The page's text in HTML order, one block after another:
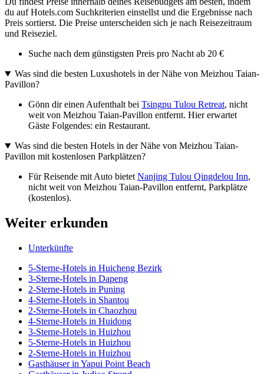
du auf Hotels.com Suchkriterien einstellst und die Ergebnisse nach
Preis sortierst. Die Preise unterscheiden sich je nach Reisezeitraum
und Reiseziel.
Suche nach dem günstigsten Preis pro Nacht ab 20 €
Was sind die besten Luxushotels in der Nähe von Meizhou Taian-
Pavillon?
Gönn dir einen Aufenthalt bei Tsingpu Tulou Retreat, nicht
weit von Meizhou Taian-Pavillon entfernt. Hier erwartet
Gäste Folgendes: ein Restaurant.
Was sind die besten Hotels in der Nähe von Meizhou Taian-
Pavillon mit kostenlosen Parkplätzen?
Für Reisende mit Auto bietet Nanjing Tulou Qingdelou Inn,
nicht weit von Meizhou Taian-Pavillon entfernt, Parkplätze
(kostenlos).
Weiter erkunden
Unterkünfte
5-Sterne-Hotels in Huicheng Bezirk
3-Sterne-Hotels in Dapeng
2-Sterne-Hotels in Puning
4-Sterne-Hotels in Shantou
2-Sterne-Hotels in Chaozhou
4-Sterne-Hotels in Huidong
3-Sterne-Hotels in Huizhou
5-Sterne-Hotels in Huizhou
2-Sterne-Hotels in Huizhou
Gasthäuser in Yapui Point Beach